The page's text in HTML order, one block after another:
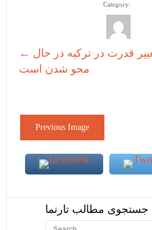
Category:
←
محو شدن است
Previous Image
جستجوی مطالب تارنما